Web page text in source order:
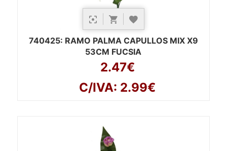
740425: RAMO PALMA CAPULLOS MIX X9
53CM FUCSIA
2.47€
C/IVA: 2.99€